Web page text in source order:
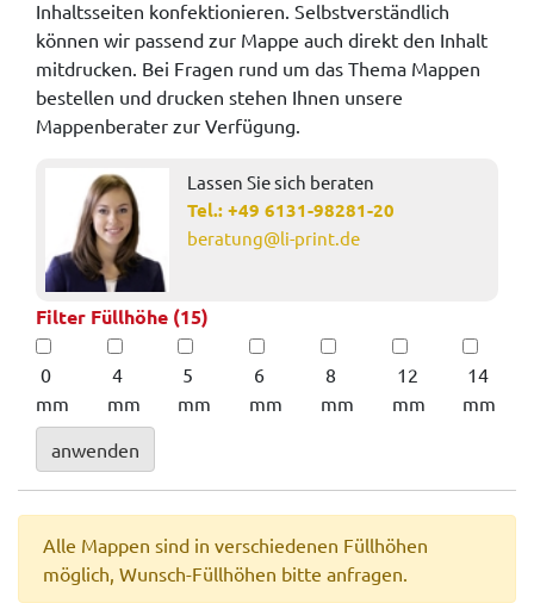
Inhaltsseiten konfektionieren. Selbstverständlich
können wir passend zur Mappe auch direkt den Inhalt
mitdrucken. Bei Fragen rund um das Thema Mappen
bestellen und drucken stehen Ihnen unsere
Mappenberater zur Verfügung.
Lassen Sie sich beraten
Tel.: +49 6131-98281-20
beratung@li-print.de
Filter Füllhöhe (15)
0
mm
4
mm
5
mm
6
mm
8
mm
12
mm
14
mm
anwenden
Alle Mappen sind in verschiedenen Füllhöhen
möglich, Wunsch-Füllhöhen bitte anfragen.